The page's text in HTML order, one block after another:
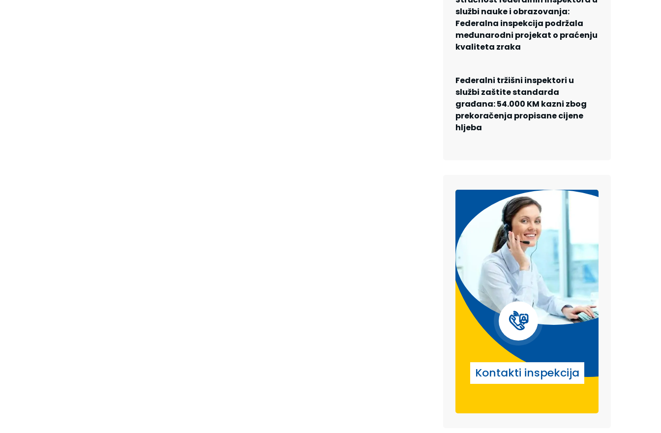
službi nauke i obrazovanja:
Federalna inspekcija podržala
međunarodni projekat o praćenju
kvaliteta zraka
Federalni tržišni inspektori u
službi zaštite standarda
građana: 54.000 KM kazni zbog
prekoračenja propisane cijene
hljeba
Kontakti inspekcija